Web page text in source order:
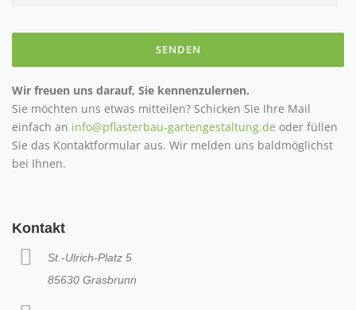
Wir freuen uns darauf, Sie kennenzulernen.
Sie möchten uns etwas mitteilen? Schicken Sie Ihre Mail
einfach an info@pflasterbau-gartengestaltung.de oder füllen
Sie das Kontaktformular aus. Wir melden uns baldmöglichst
bei Ihnen.
Kontakt
St.-Ulrich-Platz 5
85630 Grasbrunn